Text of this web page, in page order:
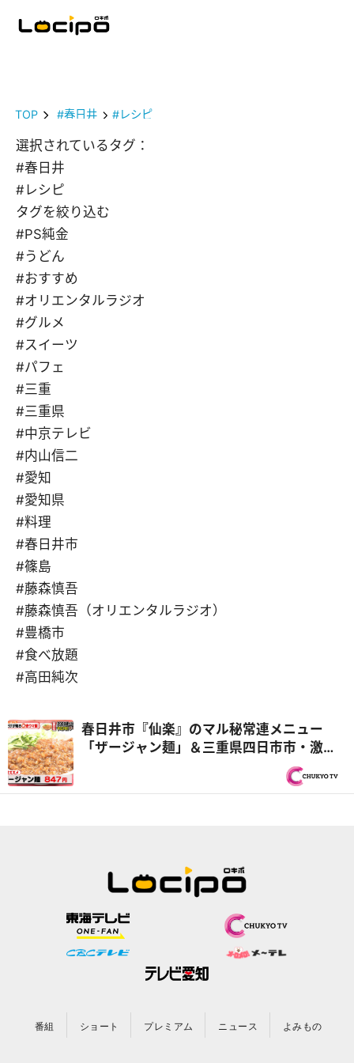
TOP #春日井 #レシピ
選択されているタグ：
#春日井
#レシピ
タグを絞り込む
#PS純金
#うどん
#おすすめ
#オリエンタルラジオ
#グルメ
#スイーツ
#パフェ
#三重
#三重県
#中京テレビ
#内山信二
#愛知
#愛知県
#料理
#春日井市
#篠島
#藤森慎吾
#藤森慎吾（オリエンタルラジオ）
#豊橋市
#食べ放題
#高田純次
春日井市『仙楽』のマル秘常連メニュー
「ザージャン麺」＆三重県四日市市・激安
海鮮食堂がうどん店開店！『PS純金（ゴー
番組 ショート プレミアム ニュース よみもの